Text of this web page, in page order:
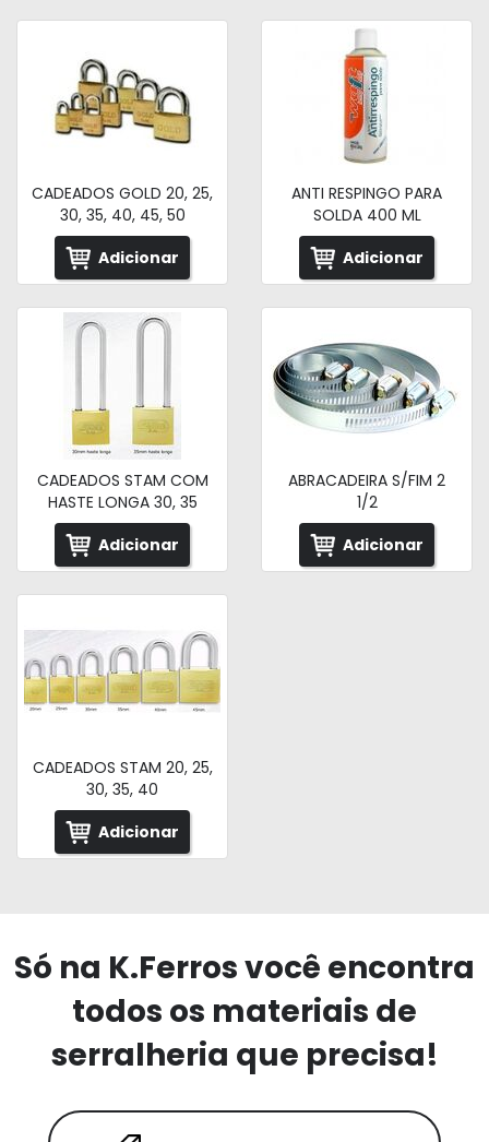
CADEADOS GOLD 20, 25,
30, 35, 40, 45, 50
Adicionar
ANTI RESPINGO PARA
SOLDA 400 ML
Adicionar
CADEADOS STAM COM
HASTE LONGA 30, 35
Adicionar
ABRACADEIRA S/FIM 2
1/2
Adicionar
CADEADOS STAM 20, 25,
30, 35, 40
Adicionar
Só na K.Ferros você encontra
todos os materiais de
serralheria que precisa!